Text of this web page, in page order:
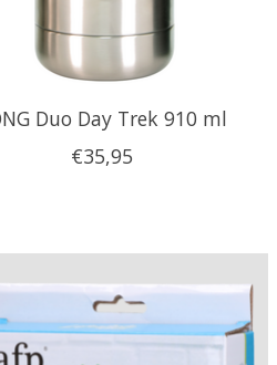
Duo Day Trek 910 ml
€35,95